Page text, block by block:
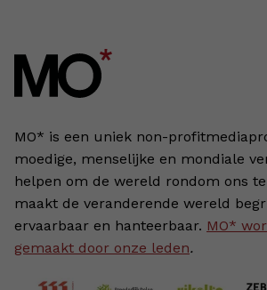
MO* is een uniek non-
moedige, menselijke en mondiale
helpen om de wereld rondom ons
maakt de veranderende wereld
ervaarbaar en hanteerbaar. MO*
gemaakt door onze leden.